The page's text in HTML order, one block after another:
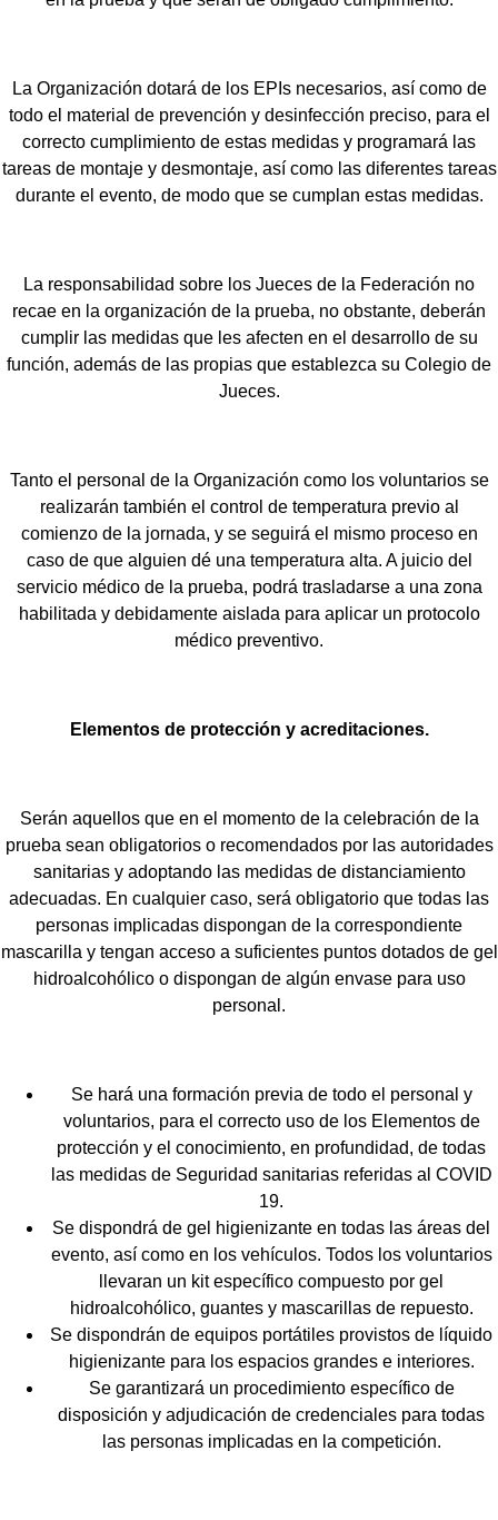
La Organización dotará de los EPIs necesarios, así como de
todo el material de prevención y desinfección preciso, para el
correcto cumplimiento de estas medidas y programará las
tareas de montaje y desmontaje, así como las diferentes tareas
durante el evento, de modo que se cumplan estas medidas.
La responsabilidad sobre los Jueces de la Federación no
recae en la organización de la prueba, no obstante, deberán
cumplir las medidas que les afecten en el desarrollo de su
función, además de las propias que establezca su Colegio de
Jueces.
Tanto el personal de la Organización como los voluntarios se
realizarán también el control de temperatura previo al
comienzo de la jornada, y se seguirá el mismo proceso en
caso de que alguien dé una temperatura alta. A juicio del
servicio médico de la prueba, podrá trasladarse a una zona
habilitada y debidamente aislada para aplicar un protocolo
médico preventivo.
Elementos de protección y acreditaciones.
Serán aquellos que en el momento de la celebración de la
prueba sean obligatorios o recomendados por las autoridades
sanitarias y adoptando las medidas de distanciamiento
adecuadas. En cualquier caso, será obligatorio que todas las
personas implicadas dispongan de la correspondiente
mascarilla y tengan acceso a suficientes puntos dotados de gel
hidroalcohólico o dispongan de algún envase para uso
personal.
Se hará una formación previa de todo el personal y
voluntarios, para el correcto uso de los Elementos de
protección y el conocimiento, en profundidad, de todas
las medidas de Seguridad sanitarias referidas al COVID
19.
Se dispondrá de gel higienizante en todas las áreas del
evento, así como en los vehículos. Todos los voluntarios
llevaran un kit específico compuesto por gel
hidroalcohólico, guantes y mascarillas de repuesto.
Se dispondrán de equipos portátiles provistos de líquido
higienizante para los espacios grandes e interiores.
Se garantizará un procedimiento específico de
disposición y adjudicación de credenciales para todas
las personas implicadas en la competición.